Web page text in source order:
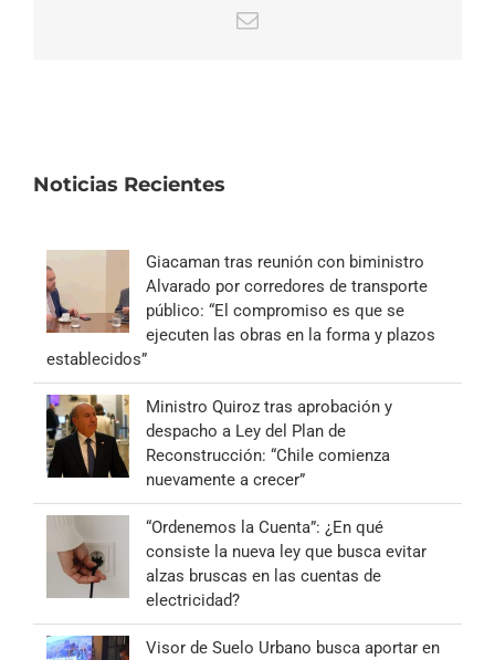
Correo
Noticias Recientes
Giacaman tras reunión con biministro
Alvarado por corredores de transporte
público: “El compromiso es que se
ejecuten las obras en la forma y plazos
establecidos”
Ministro Quiroz tras aprobación y
despacho a Ley del Plan de
Reconstrucción: “Chile comienza
nuevamente a crecer”
“Ordenemos la Cuenta”: ¿En qué
consiste la nueva ley que busca evitar
alzas bruscas en las cuentas de
electricidad?
Visor de Suelo Urbano busca aportar en